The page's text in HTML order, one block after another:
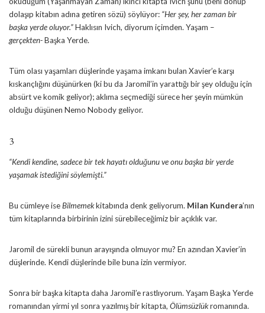
dolaşıp kitabın adına getiren sözü) söylüyor: “Her şey, her zaman bir
başka yerde oluyor.”Haklısın Ivich, diyorum içimden. Yaşam –
gerçekten-Başka Yerde.
Tüm olası yaşamları düşlerinde yaşama imkanı bulan Xavier’e karşı
kıskançlığını düşünürken (ki bu da Jaromil’in yarattığı bir şey olduğu için
absürt ve komik geliyor); aklıma seçmediği sürece her şeyin mümkün
olduğu düşünen Nemo Nobody geliyor.
3
“Kendi kendine, sadece bir tek hayatı olduğunu ve onu başka bir yerde
yaşamak istediğini söylemişti.”
Bu cümleye iseBilmemekkitabında denk geliyorum. Milan Kundera’nın
tüm kitaplarında birbirinin izini sürebileceğimiz bir açıklık var.
Jaromil de sürekli bunun arayışında olmuyor mu? En azından Xavier’in
düşlerinde. Kendi düşlerinde bile buna izin vermiyor.
Sonra bir başka kitapta daha Jaromil’e rastlıyorum. Yaşam Başka Yerde
romanından yirmi yıl sonra yazılmış bir kitapta, Ölümsüzlükromanında.